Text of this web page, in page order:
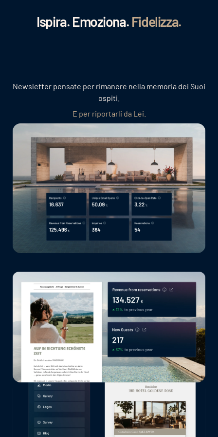
Ispira. Emoziona. Fidelizza.
Newsletter pensate per rimanere nella memoria dei Suoi
ospiti.
E per riportarli da Lei.